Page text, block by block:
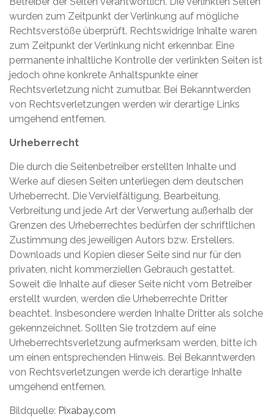
wurden zum Zeitpunkt der Verlinkung auf mögliche
Rechtsverstöße überprüft. Rechtswidrige Inhalte waren
zum Zeitpunkt der Verlinkung nicht erkennbar. Eine
permanente inhaltliche Kontrolle der verlinkten Seiten ist
jedoch ohne konkrete Anhaltspunkte einer
Rechtsverletzung nicht zumutbar. Bei Bekanntwerden
von Rechtsverletzungen werden wir derartige Links
umgehend entfernen.
Urheberrecht
Die durch die Seitenbetreiber erstellten Inhalte und
Werke auf diesen Seiten unterliegen dem deutschen
Urheberrecht. Die Vervielfältigung, Bearbeitung,
Verbreitung und jede Art der Verwertung außerhalb der
Grenzen des Urheberrechtes bedürfen der schriftlichen
Zustimmung des jeweiligen Autors bzw. Erstellers.
Downloads und Kopien dieser Seite sind nur für den
privaten, nicht kommerziellen Gebrauch gestattet.
Soweit die Inhalte auf dieser Seite nicht vom Betreiber
erstellt wurden, werden die Urheberrechte Dritter
beachtet. Insbesondere werden Inhalte Dritter als solche
gekennzeichnet. Sollten Sie trotzdem auf eine
Urheberrechtsverletzung aufmerksam werden, bitte ich
um einen entsprechenden Hinweis. Bei Bekanntwerden
von Rechtsverletzungen werde ich derartige Inhalte
umgehend entfernen.
Bildquelle: Pixabay.com